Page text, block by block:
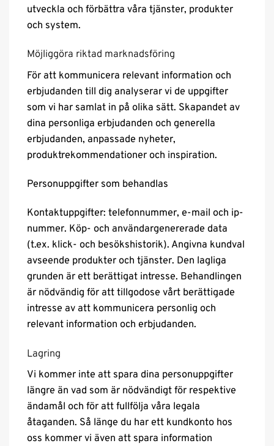
utveckla och förbättra våra tjänster, produkter
och system.
Möjliggöra riktad marknadsföring
För att kommunicera relevant information och
erbjudanden till dig analyserar vi de uppgifter
som vi har samlat in på olika sätt. Skapandet av
dina personliga erbjudanden och generella
erbjudanden, anpassade nyheter,
produktrekommendationer och inspiration.
Personuppgifter som behandlas
Kontaktuppgifter: telefonnummer, e-mail och ip-
nummer. Köp- och användargenererade data
(t.ex. klick- och besökshistorik). Angivna kundval
avseende produkter och tjänster. Den lagliga
grunden är ett berättigat intresse. Behandlingen
är nödvändig för att tillgodose vårt berättigade
intresse av att kommunicera personlig och
relevant information och erbjudanden.
Lagring
Vi kommer inte att spara dina personuppgifter
längre än vad som är nödvändigt för respektive
ändamål och för att fullfölja våra legala
åtaganden. Så länge du har ett kundkonto hos
oss kommer vi även att spara information